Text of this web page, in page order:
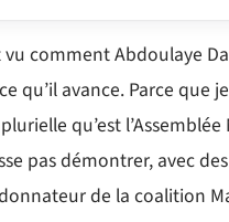
vu comment Abdoulaye
qu’il avance. Parce que
qu’est
pas démontrer, avec
de la coalition